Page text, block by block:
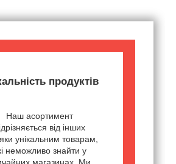
продуктів
Наш асортимент
від інших
унікальним товарам,
неможливо знайти у